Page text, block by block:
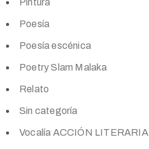
Pintura
Poesía
Poesía escénica
Poetry Slam Malaka
Relato
Sin categoría
Vocalía ACCIÓN LITERARIA